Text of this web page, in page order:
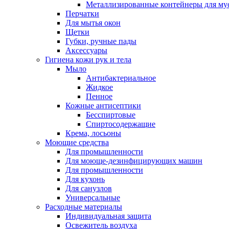
Металлизированные контейнеры для
Перчатки
Для мытья окон
Щетки
Губки, ручные пады
Аксессуары
Гигиена кожи рук и тела
Мыло
Антибактериальное
Жидкое
Пенное
Кожные антисептики
Бесспиртовые
Cпиртосодержащие
Крема, лосьоны
Моющие средства
Для промышленности
Для моюще-дезинфицирующих машин
Для промышленности
Для кухонь
Для санузлов
Универсальные
Расходные материалы
Индивидуальная защита
Освежитель воздуха